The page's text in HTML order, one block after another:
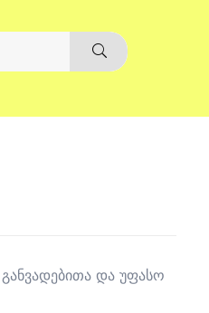
და უფასო